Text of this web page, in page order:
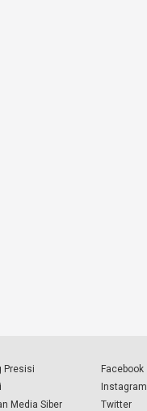
Presisi
Media Siber
Facebook
Instagram
Twitter